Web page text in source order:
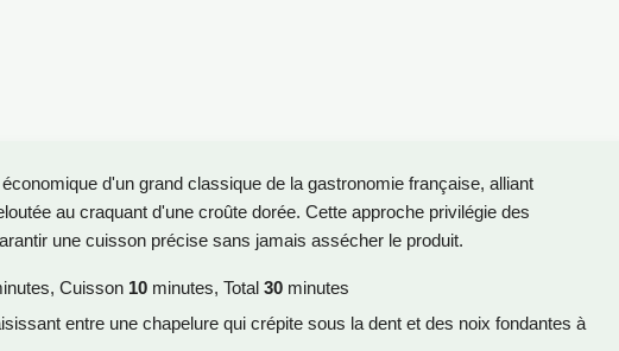
d'un grand classique de la gastronomie française, alliant
au craquant d'une croûte dorée. Cette approche privilégie des
une cuisson précise sans jamais assécher le produit.
Cuisson 10 minutes, Total 30 minutes
entre une chapelure qui crépite sous la dent et des noix fondantes à